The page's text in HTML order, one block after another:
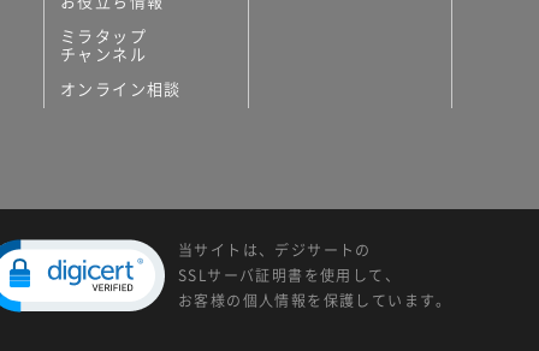
ミラタップ
チャンネル
オンライン相談
当サイトは、デジサートの
SSLサーバ証明書を使用して、
お客様の個人情報を保護しています。